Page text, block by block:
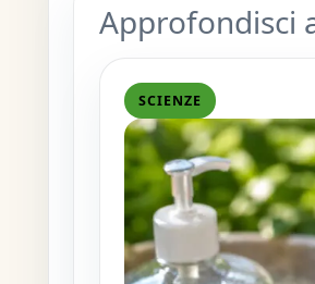
Approfondisci
SCIENZE